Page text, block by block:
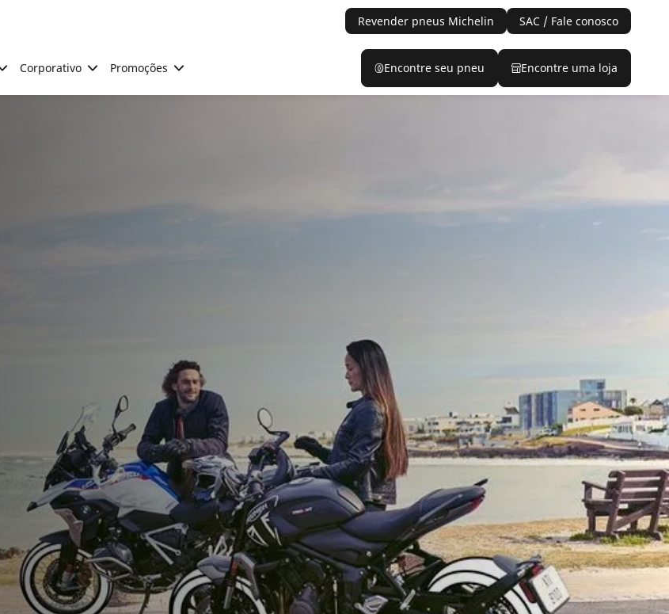
Revender pneus Michelin SAC / Fale conosco
Corporativo Promoções Encontre seu pneu Encontre uma loja